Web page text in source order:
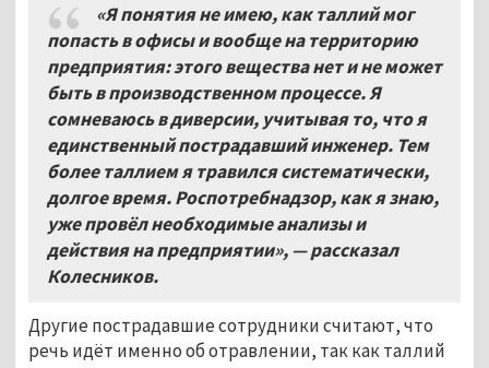
«Я понятия не имею, как таллий мог
попасть в офисы и вообще на территорию
предприятия: этого вещества нет и не может
быть в производственном процессе. Я
сомневаюсь в диверсии, учитывая то, что я
единственный пострадавший инженер. Тем
более таллием я травился систематически,
долгое время. Роспотребнадзор, как я знаю,
уже провёл необходимые анализы и
действия на предприятии», — рассказал
Колесников.
Другие пострадавшие сотрудники считают, что
речь идёт именно об отравлении, так как таллий